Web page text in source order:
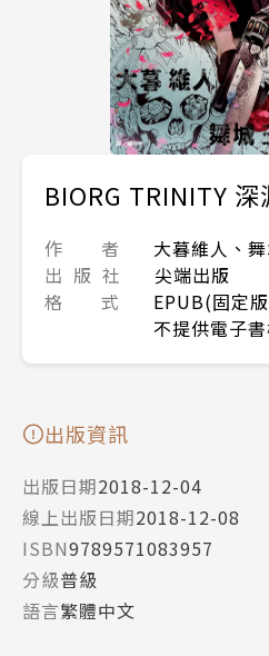
BIORG TRINITY
作 者
大暮維人、
出 版 社
尖端出版
格 式
EPUB(固定
不提供電子
出版資訊
出版日期2018-12-04
線上出版日期2018-12-08
ISBN9789571083957
分級普級
語言繁體中文